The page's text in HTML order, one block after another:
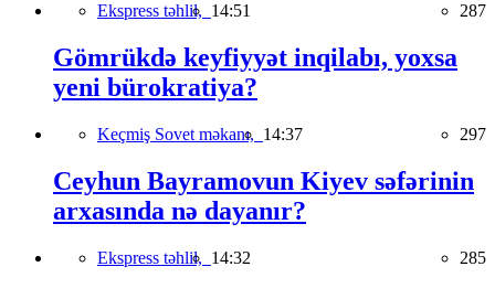
Ekspress təhlil, 14:51 287
Gömrükdə keyfiyyət inqilabı, yoxsa
yeni bürokratiya?
Keçmiş Sovet məkanı, 14:37 297
Ceyhun Bayramovun Kiyev səfərinin
arxasında nə dayanır?
Ekspress təhlil, 14:32 285